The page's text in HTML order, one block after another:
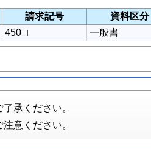
請求記号 資料区分
450 ｺ 一般書
承ください。
意ください。